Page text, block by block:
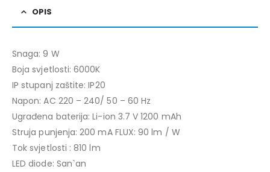
OPIS
Snaga: 9 W
Boja svjetlosti: 6000K
IP stupanj zaštite: IP20
Napon: AC 220 – 240/ 50 – 60 Hz
Ugrađena baterija: Li-ion 3.7 V 1200 mAh
Struja punjenja: 200 mA FLUX: 90 lm / W
Tok svjetlosti : 810 lm
LED diode: San`an